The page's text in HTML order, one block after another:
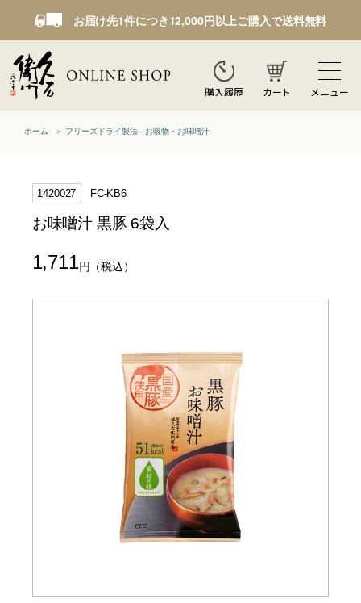
お届け先1件につき12,000円以上ご購入で送料無料
購入履歴 カート メニュー
ホーム フリーズドライ製法 お吸物・お味噌汁
1420027 FC-KB6
お味噌汁 黒豚 6袋入
1,711円 （税込）